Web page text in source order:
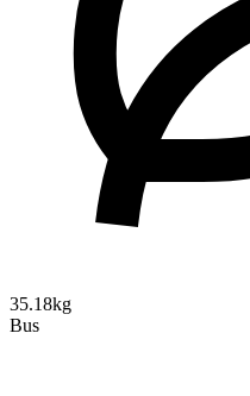
35.18kg
Bus